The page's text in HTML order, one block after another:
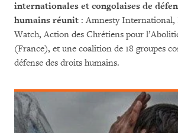
internationales et congolaises de
humains réunit : Amnesty International,
Watch, Action des Chrétiens pour
(France), et une coalition de 18 groupes
défense des droits humains.